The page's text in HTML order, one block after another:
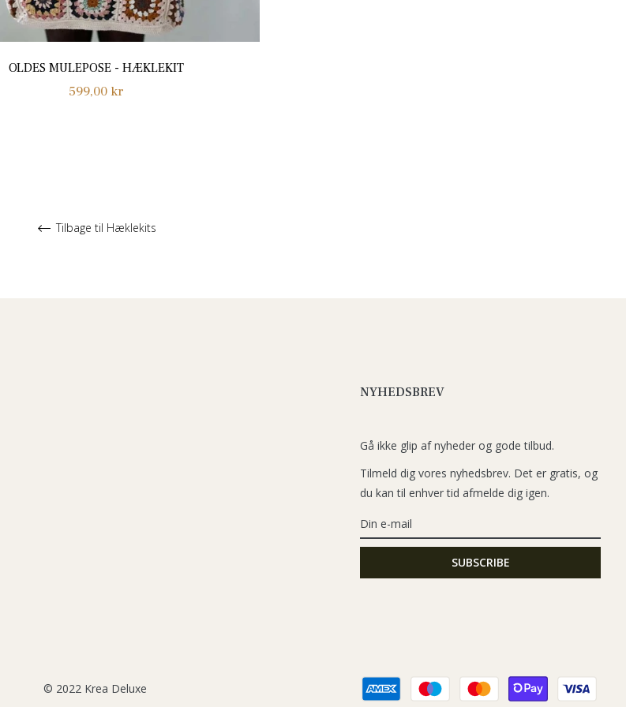
OLDES MULEPOSE - HÆKLEKIT
Normalpris
599,00 kr
Tilbage til Hæklekits
NYHEDSBREV
Gå ikke glip af nyheder og gode tilbud.
Tilmeld dig vores nyhedsbrev. Det er gratis, og
du kan til enhver tid afmelde dig igen.
© 2022 Krea Deluxe